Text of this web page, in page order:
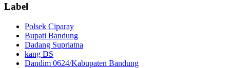
Label
Polsek Ciparay
Bupati Bandung
Dadang Supriatna
kang DS
Dandim 0624/Kabupaten Bandung